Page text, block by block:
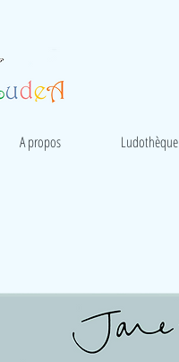
A propos Ludothèque